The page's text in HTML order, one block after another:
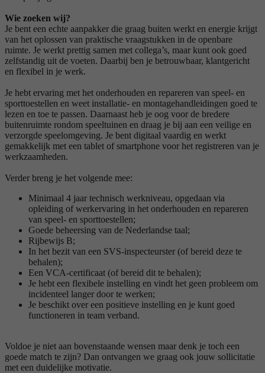
Wie zoeken wij?
Je bent een echte aanpakker die graag buiten werkt en energie krijgt
van het oplossen van praktische vraagstukken in de openbare
ruimte. Je werkt prettig samen met collega’s, maar kunt ook goed
zelfstandig uit de voeten. Daarbij ben je betrouwbaar, klantgericht
en flexibel in je werk.
Je hebt ervaring met het onderhouden en repareren van speel- en
sporttoestellen en weet installatie- en montagehandleidingen goed te
lezen en toe te passen. Daarnaast heb je oog voor de bredere
buitenruimte rondom speeltuinen en draag je bij aan een veilige en
verzorgde speelomgeving. Je bent digitaal vaardig en werkt
gemakkelijk met een tablet of smartphone voor het registreren van je
werkzaamheden.
Verder breng je het volgende mee:
Minimaal 4 jaar technisch werkniveau, opgedaan via
opleiding of werkervaring in het onderhouden en repareren
van speel- en sporttoestellen;
Goede beheersing van de Nederlandse taal;
Rijbewijs B;
In het bezit van een SVS-inspecteurster (of bereid deze te
behalen);
Een VCA-certificaat (of bereid dit te behalen);
Je hebt een flexibele instelling en vindt het geen probleem om
incidenteel langer door te werken;
Je beschikt over een positieve instelling en je kunt goed
functioneren in team verband.
Voldoe je niet aan bovenstaande wensen maar denk je toch een
goede match te zijn? Dan ontvangen we graag ook jouw sollicitatie
met een duidelijke motivatie.